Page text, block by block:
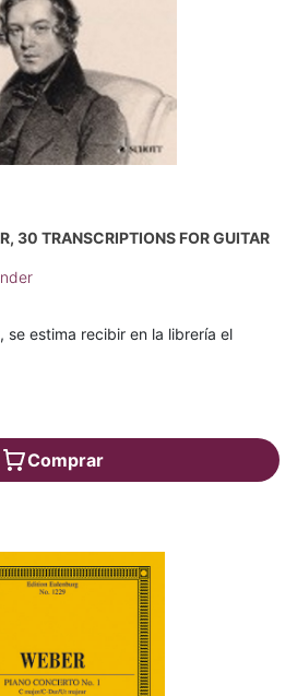
30 TRANSCRIPTIONS FOR GUITAR
se estima recibir en la librería el
Comprar